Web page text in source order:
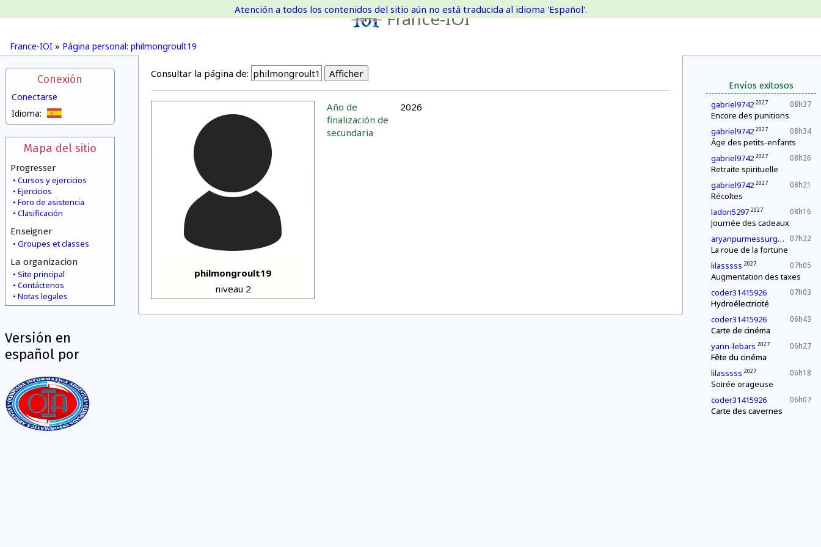
France-IOI
France-IOI » Página personal: philmongroult19
Atención a todos los contenidos del sitio aún no está traducida al idioma 'Español'.
Conexión
Conectarse
Idioma:
Mapa del sitio
Progresser
Cursos y ejercicios
Ejercicios
Foro de asistencia
Clasificación
Enseigner
Groupes et classes
La organizacion
Site principal
Contáctenos
Notas legales
Versión en
español por
Envíos exitosos
08h37
gabriel9742 2027
Encore des punitions
08h34
gabriel9742 2027
Âge des petits-enfants
08h26
gabriel9742 2027
Retraite spirituelle
08h21
gabriel9742 2027
Récoltes
08h16
ladon5297 2027
Journée des cadeaux
07h22
aryanpurmessurgmailcom 2027
La roue de la fortune
07h05
lilasssss 2027
Augmentation des taxes
07h03
coder31415926
Hydroélectricité
06h43
coder31415926
Carte de cinéma
06h27
yann-lebars 2027
Fête du cinéma
06h18
lilasssss 2027
Soirée orageuse
06h07
coder31415926
Carte des cavernes
Consultar la página de:
philmongroult19
niveau 2
Año de
finalización de
secundaria
2026